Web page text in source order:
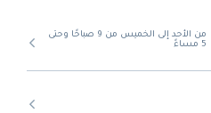
من الأحد إلى الخميس من 9 صباحًا وحتى
5 مساءً